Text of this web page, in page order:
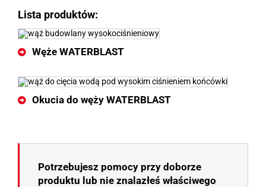
Lista produktów:
Węże WATERBLAST
Okucia do węży WATERBLAST
Potrzebujesz pomocy przy doborze
produktu lub nie znalazłeś właściwego